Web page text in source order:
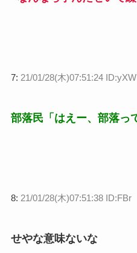
7: 21/01/28(木)07:51:24 ID:yXW
部落民「はえー、部落っ
8: 21/01/28(木)07:51:38 ID:FBr
せやな意味ないな